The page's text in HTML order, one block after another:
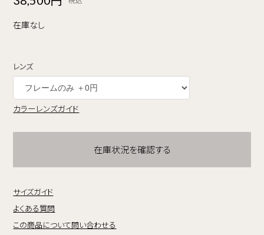
在庫なし
レンズ
カラーレンズガイド
在庫状況を確認する
サイズガイド
よくある質問
この商品について問い合わせる